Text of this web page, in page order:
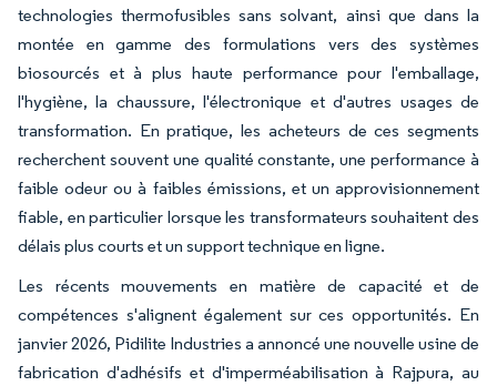
technologies thermofusibles sans solvant, ainsi que dans la
montée en gamme des formulations vers des systèmes
biosourcés et à plus haute performance pour l'emballage,
l'hygiène, la chaussure, l'électronique et d'autres usages de
transformation. En pratique, les acheteurs de ces segments
recherchent souvent une qualité constante, une performance à
faible odeur ou à faibles émissions, et un approvisionnement
fiable, en particulier lorsque les transformateurs souhaitent des
délais plus courts et un support technique en ligne.
Les récents mouvements en matière de capacité et de
compétences s'alignent également sur ces opportunités. En
janvier 2026, Pidilite Industries a annoncé une nouvelle usine de
fabrication d'adhésifs et d'imperméabilisation à Rajpura, au